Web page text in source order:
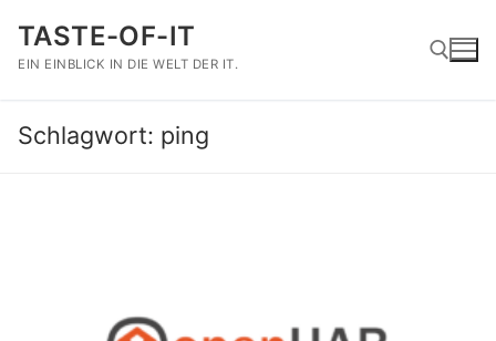
Inhalt
springen
TASTE-OF-IT
EIN EINBLICK IN DIE WELT DER IT.
Schlagwort: ping